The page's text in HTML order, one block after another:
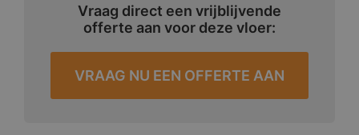
Vraag direct een vrijblijvende
offerte aan voor deze vloer:
VRAAG NU EEN OFFERTE AAN